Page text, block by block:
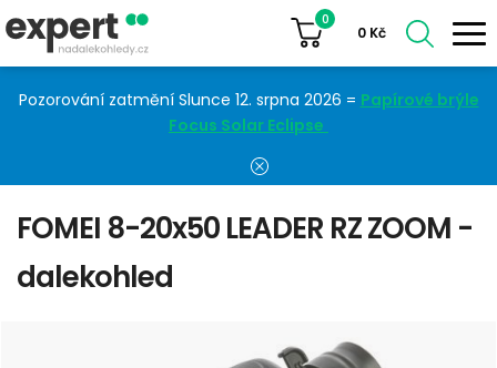
Pozorování zatmění Slunce 12. srpna 2026 = Papírové brýle
Focus Solar Eclipse
0
0 Kč
FOMEI 8-20x50 LEADER RZ ZOOM -
dalekohled